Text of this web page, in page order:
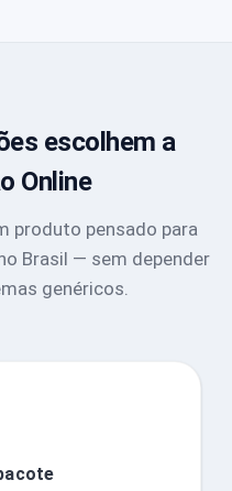
escolhem a
Online
produto pensado para
Brasil — sem depender
genéricos.